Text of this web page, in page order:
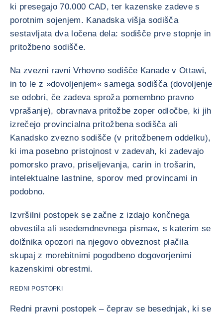
ki presegajo 70.000 CAD, ter kazenske zadeve s
porotnim sojenjem. Kanadska višja sodišča
sestavljata dva ločena dela: sodišče prve stopnje in
pritožbeno sodišče.
Na zvezni ravni Vrhovno sodišče Kanade v Ottawi,
in to le z »dovoljenjem« samega sodišča (dovoljenje
se odobri, če zadeva sproža pomembno pravno
vprašanje), obravnava pritožbe zoper odločbe, ki jih
izrečejo provincialna pritožbena sodišča ali
Kanadsko zvezno sodišče (v pritožbenem oddelku),
ki ima posebno pristojnost v zadevah, ki zadevajo
pomorsko pravo, priseljevanja, carin in trošarin,
intelektualne lastnine, sporov med provincami in
podobno.
Izvršilni postopek se začne z izdajo končnega
obvestila ali »sedemdnevnega pisma«, s katerim se
dolžnika opozori na njegovo obveznost plačila
skupaj z morebitnimi pogodbeno dogovorjenimi
kazenskimi obrestmi.
REDNI POSTOPKI
Redni pravni postopek – čeprav se besednjak, ki se